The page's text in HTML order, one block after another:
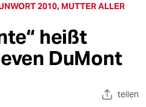
2010, MUTTER ALLER
heißt
DuMont
teilen